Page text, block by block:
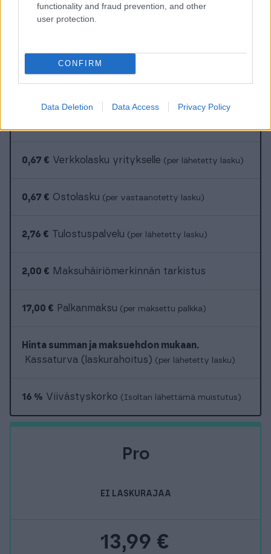
functionality and fraud prevention, and other
user protection.
CONFIRM
Data Deletion Data Access Privacy Policy
Viitemaksujen haku (PSD2-pankkiyhteys)
Maksuvahti (perintä)
0,67 € Verkkolasku yritykselle (per lähetetty lasku)
0,67 € Ostolasku (per vastaanotetty lasku)
2,76 € Tulostuspalvelu (per lähetetty lasku)
2,00 € Maksuhäiriömerkinnän tarkistus
17,00 € Palkanmaksu (per maksettu palkka)
Hinta summan ja maksuehdon mukaan.
Kassaturva (laskurahoitus) (per lähetetty lasku)
16 % Viivästyskorko (Isoltan lähettämä muistutus)
Pro
EI LASKURAJAA
13,99 €